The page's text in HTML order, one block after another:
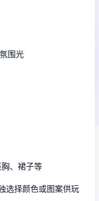
围光
、裙子等
选择颜色或图案供玩